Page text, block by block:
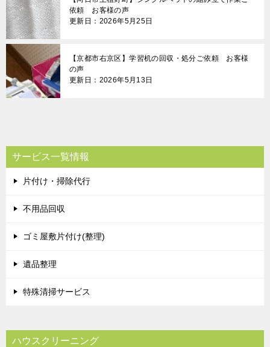
依頼 お客様の声
更新日：2026年5月25日
【京都市右京区】学習机の回収・処分ご依頼 お客様
の声
更新日：2026年5月13日
サービス一覧情報
片付け・掃除代行
不用品回収
ゴミ屋敷片付け(整理)
遺品整理
特殊清掃サービス
ハウスクリーニング